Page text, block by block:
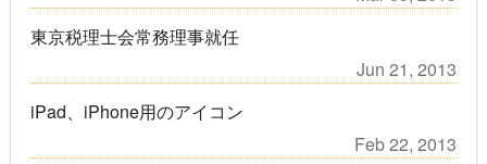
東京税理士会常務理事就任
Jun 21, 2013
iPad、iPhone用のアイコン
Feb 22, 2013